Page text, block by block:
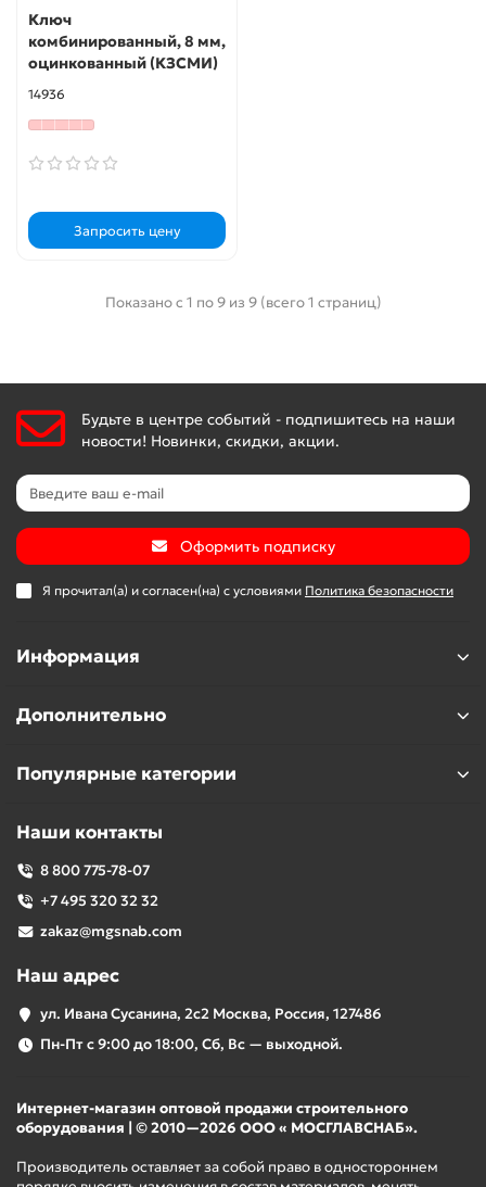
Ключ
комбинированный, 8 мм,
оцинкованный (КЗСМИ)
14936
Запросить цену
Показано с 1 по 9 из 9 (всего 1 страниц)
Будьте в центре событий - подпишитесь на наши
новости! Новинки, скидки, акции.
Оформить подписку
Я прочитал(а) и согласен(на) с условиями Политика безопасности
Информация
Дополнительно
Популярные категории
Наши контакты
8 800 775-78-07
+7 495 320 32 32
zakaz@mgsnab.com
Наш адрес
ул. Ивана Сусанина, 2с2 Москва, Россия, 127486
Пн-Пт с 9:00 до 18:00, Сб, Вс — выходной.
Интернет-магазин оптовой продажи строительного
оборудования | © 2010—2026 ООО « МОСГЛАВСНАБ».
Производитель оставляет за собой право в одностороннем